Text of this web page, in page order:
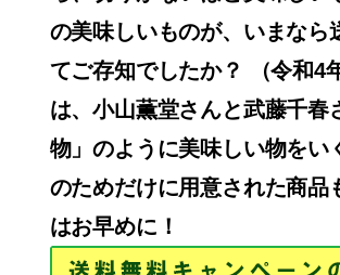
の美味しいものが、いまなら
てご存知でしたか？
（令和4
は、小山薫堂さんと武藤千春
物」のように美味しい物をい
のためだけに用意された商品
はお早めに！